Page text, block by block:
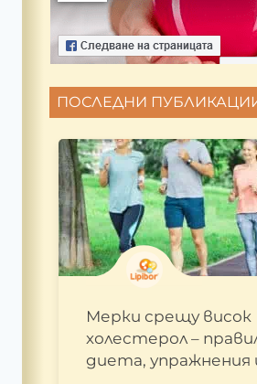
ПОСЛЕДНИ
Мерки срещу висок
холестерол –
диета, упражнения